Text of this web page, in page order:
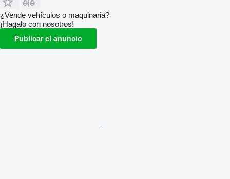
¿Vende vehículos o maquinaria?
¡Hagalo con nosotros!
Publicar el anuncio